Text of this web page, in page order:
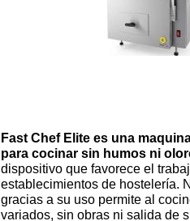
Fast Chef Elite es una
para cocinar sin humos ni
dispositivo que favorece el
establecimientos de hostelería.
gracias a su uso permite al
variados, sin obras ni salida de